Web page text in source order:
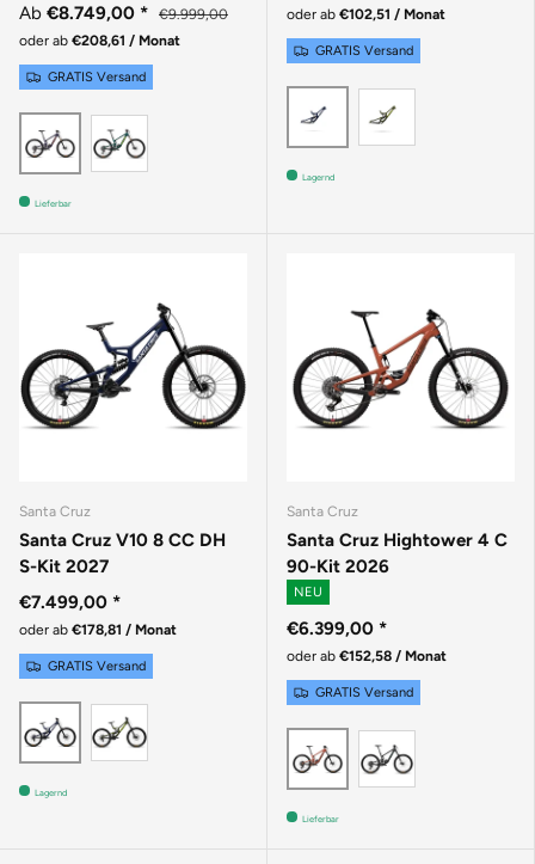
Ab €8.749,00 *
€9.999,00
oder ab €208,61 / Monat
GRATIS Versand
MATTE DEEP PURPLE
GLOSS DAY GREEN
Lieferbar
oder ab €102,51 / Monat
GRATIS Versand
GLOSS LIQUID BLUE
Lagernd
Santa Cruz
Santa Cruz V10 8 CC DH
S-Kit 2027
€7.499,00 *
oder ab €178,81 / Monat
GRATIS Versand
GLOSS LIQUID BLUE
Lagernd
Santa Cruz
Santa Cruz Hightower 4 C
90-Kit 2026
NEU
€6.399,00 *
oder ab €152,58 / Monat
GRATIS Versand
GLOSS BRICK RED
Lieferbar